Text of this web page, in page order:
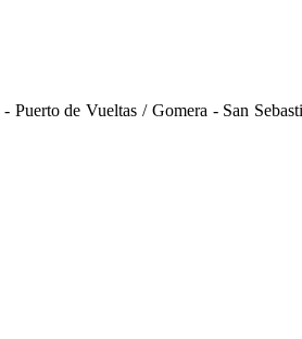
- Puerto de Vueltas / Gomera - San